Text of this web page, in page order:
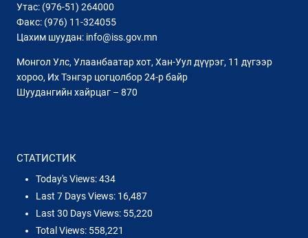
Утас: (976-51) 264000
Факс: (976) 11-324055
Цахим шуудан: info@iss.gov.mn
Монгол Улс, Улаанбаатар хот, Хан-Уул дүүрэг, 11 дүгээр
хороо, Их Тэнгэр цогцолбор 24-р байр
Шуудангийн хайрцаг – 870
СТАТИСТИК
Today's Views:434
Last 7 Days Views: 16,487
Last 30 Days Views: 55,220
Total Views: 558,221